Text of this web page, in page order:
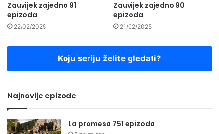
Zauvijek zajedno 91
epizoda
22/02/2025
Zauvijek zajedno 90
epizoda
21/02/2025
Koju seriju želite gledati?
Najnovije epizode
La promesa 751 epizoda